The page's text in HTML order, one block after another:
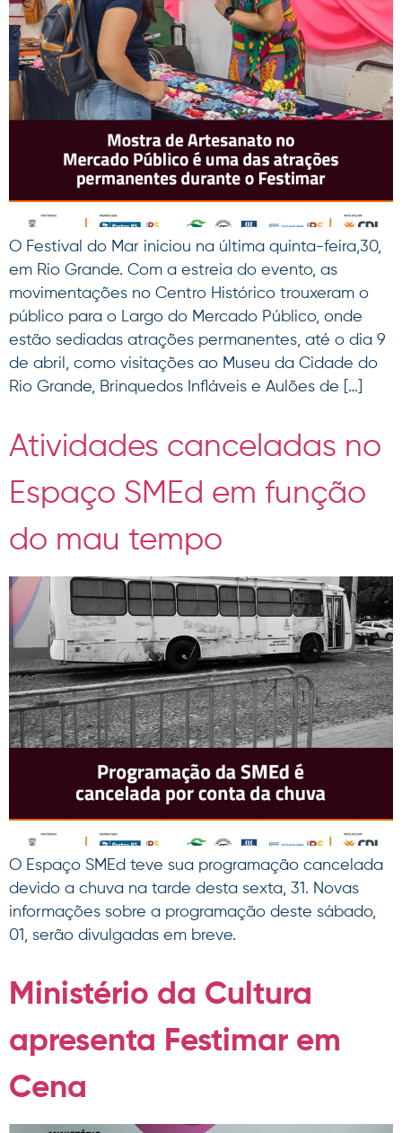
O Festival do Mar iniciou na última quinta-feira,30,
em Rio Grande. Com a estreia do evento, as
movimentações no Centro Histórico trouxeram o
público para o Largo do Mercado Público, onde
estão sediadas atrações permanentes, até o dia 9
de abril, como visitações ao Museu da Cidade do
Rio Grande, Brinquedos Infláveis e Aulões de […]
Atividades canceladas no
Espaço SMEd em função
do mau tempo
O Espaço SMEd teve sua programação cancelada
devido a chuva na tarde desta sexta, 31. Novas
informações sobre a programação deste sábado,
01, serão divulgadas em breve.
Ministério da Cultura
apresenta Festimar em
Cena